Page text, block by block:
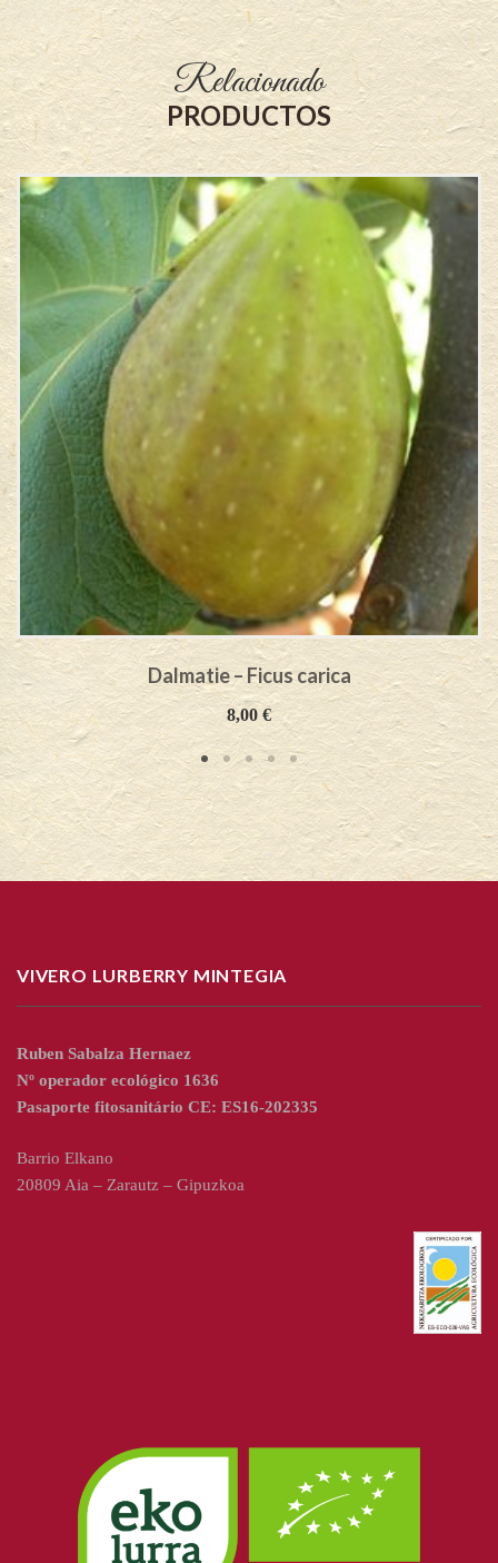
Relacionado
PRODUCTOS
Dalmatie – Ficus carica
8,00 €
VIVERO LURBERRY MINTEGIA
Ruben Sabalza Hernaez
Nº operador ecológico 1636
Pasaporte fitosanitário CE: ES16-202335
Barrio Elkano
20809 Aia – Zarautz – Gipuzkoa